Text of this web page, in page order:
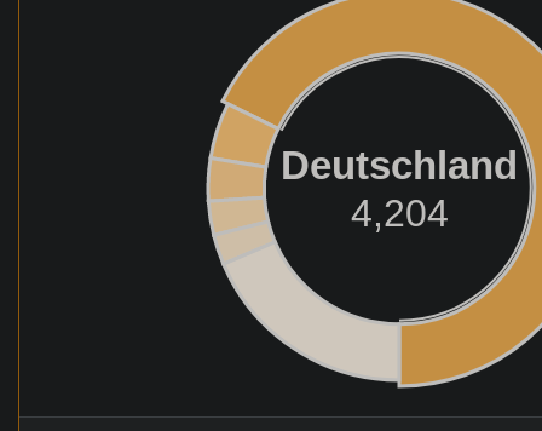
Deutschland
4,204